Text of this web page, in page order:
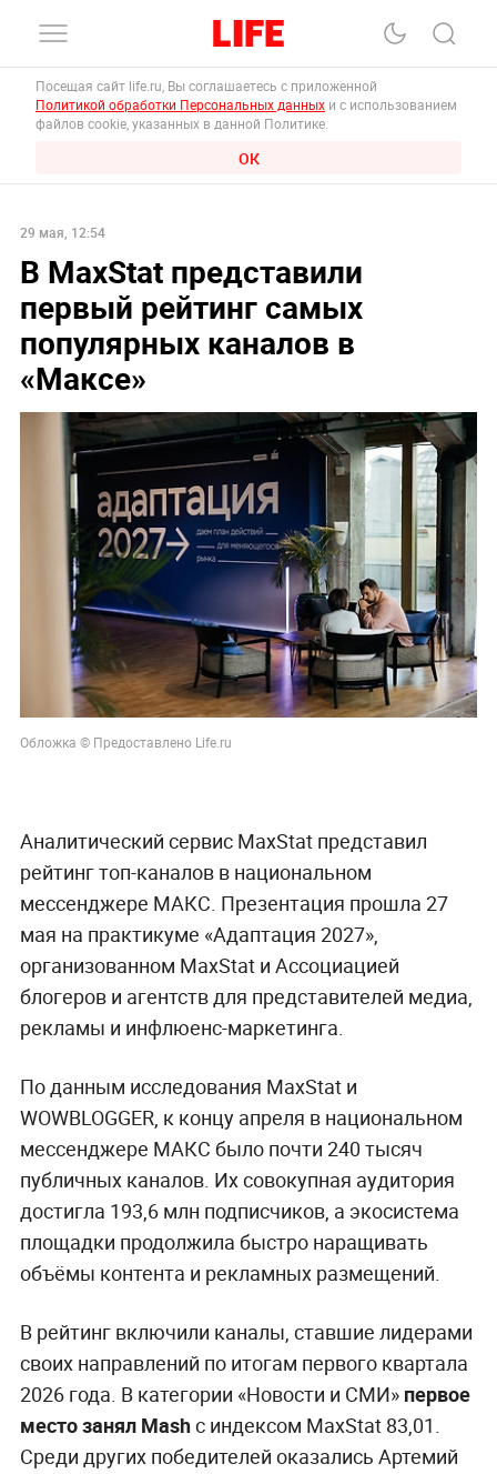
Посещая сайт life.ru, Вы соглашаетесь с приложенной
Политикой обработки Персональных данных и с использованием
файлов cookie, указанных в данной Политике.
ОК
29 мая, 12:54
В MaxStat представили
первый рейтинг самых
популярных каналов в
«Максе»
Обложка © Предоставлено Life.ru
Аналитический сервис MaxStat представил
рейтинг топ-каналов в национальном
мессенджере МАКС. Презентация прошла 27
мая на практикуме «Адаптация 2027»,
организованном MaxStat и Ассоциацией
блогеров и агентств для представителей медиа,
рекламы и инфлюенс-маркетинга.
По данным исследования MaxStat и
WOWBLOGGER, к концу апреля в национальном
мессенджере МАКС было почти 240 тысяч
публичных каналов. Их совокупная аудитория
достигла 193,6 млн подписчиков, а экосистема
площадки продолжила быстро наращивать
объёмы контента и рекламных размещений.
В рейтинг включили каналы, ставшие лидерами
своих направлений по итогам первого квартала
2026 года. В категории «Новости и СМИ» первое
место занял Mashс индексом MaxStat 83,01.
Среди других победителей оказались Артемий